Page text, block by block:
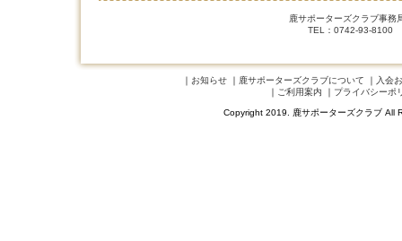
鹿サポーターズクラブ事
TEL：0742-93-
｜ お知らせ｜ 鹿サポーターズクラブについて ｜ 入会
｜ ご利用案内 ｜ プライバシーポ
Copyright 2019. 鹿サポーターズクラブ All